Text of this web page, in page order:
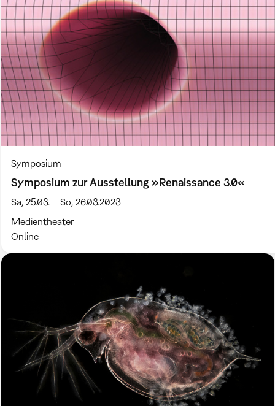
Symposium
Symposium zur Ausstellung »Renaissance 3.0«
Sa, 25.03. – So, 26.03.2023
Medientheater
Online